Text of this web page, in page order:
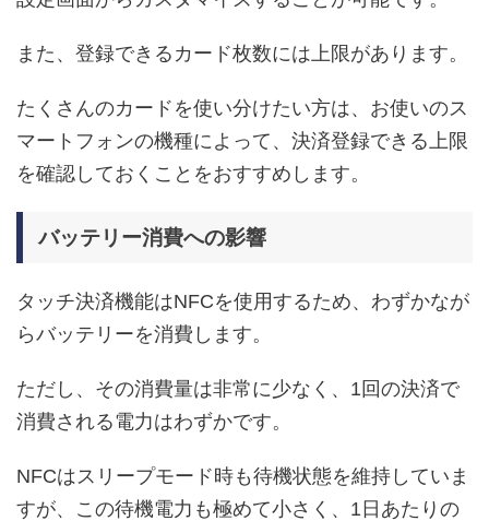
また、登録できるカード枚数には上限があります。
たくさんのカードを使い分けたい方は、お使いのス
マートフォンの機種によって、決済登録できる上限
を確認しておくことをおすすめします。
バッテリー消費への影響
タッチ決済機能はNFCを使用するため、わずかなが
らバッテリーを消費します。
ただし、その消費量は非常に少なく、1回の決済で
消費される電力はわずかです。
NFCはスリープモード時も待機状態を維持していま
すが、この待機電力も極めて小さく、1日あたりの